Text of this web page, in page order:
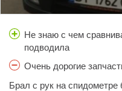
Не знаю с чем
подводила
Очень дорогие
Брал с рук на